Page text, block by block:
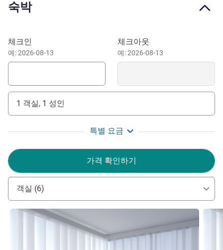
숙박
이 호텔 예약하기
체크인
예: 2026-08-13
체크아웃
예: 2026-08-13
1 객실, 1 성인
특별 요금
가격 확인하기
객실 (6)
세부 정보 보기 세부